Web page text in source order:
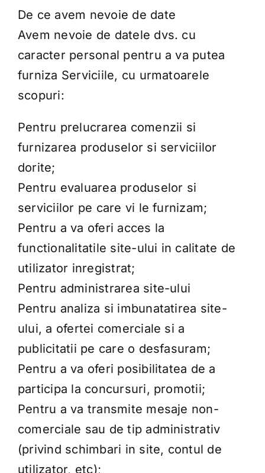
De ce avem nevoie de date
Avem nevoie de datele dvs. cu
caracter personal pentru a va putea
furniza Serviciile, cu urmatoarele
scopuri:
Pentru prelucrarea comenzii si
furnizarea produselor si serviciilor
dorite;
Pentru evaluarea produselor si
serviciilor pe care vi le furnizam;
Pentru a va oferi acces la
functionalitatile site-ului in calitate de
utilizator inregistrat;
Pentru administrarea site-ului
Pentru analiza si imbunatatirea site-
ului, a ofertei comerciale si a
publicitatii pe care o desfasuram;
Pentru a va oferi posibilitatea de a
participa la concursuri, promotii;
Pentru a va transmite mesaje non-
comerciale sau de tip administrativ
(privind schimbari in site, contul de
utilizator, etc);